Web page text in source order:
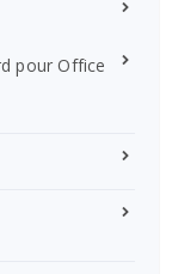
pour Office